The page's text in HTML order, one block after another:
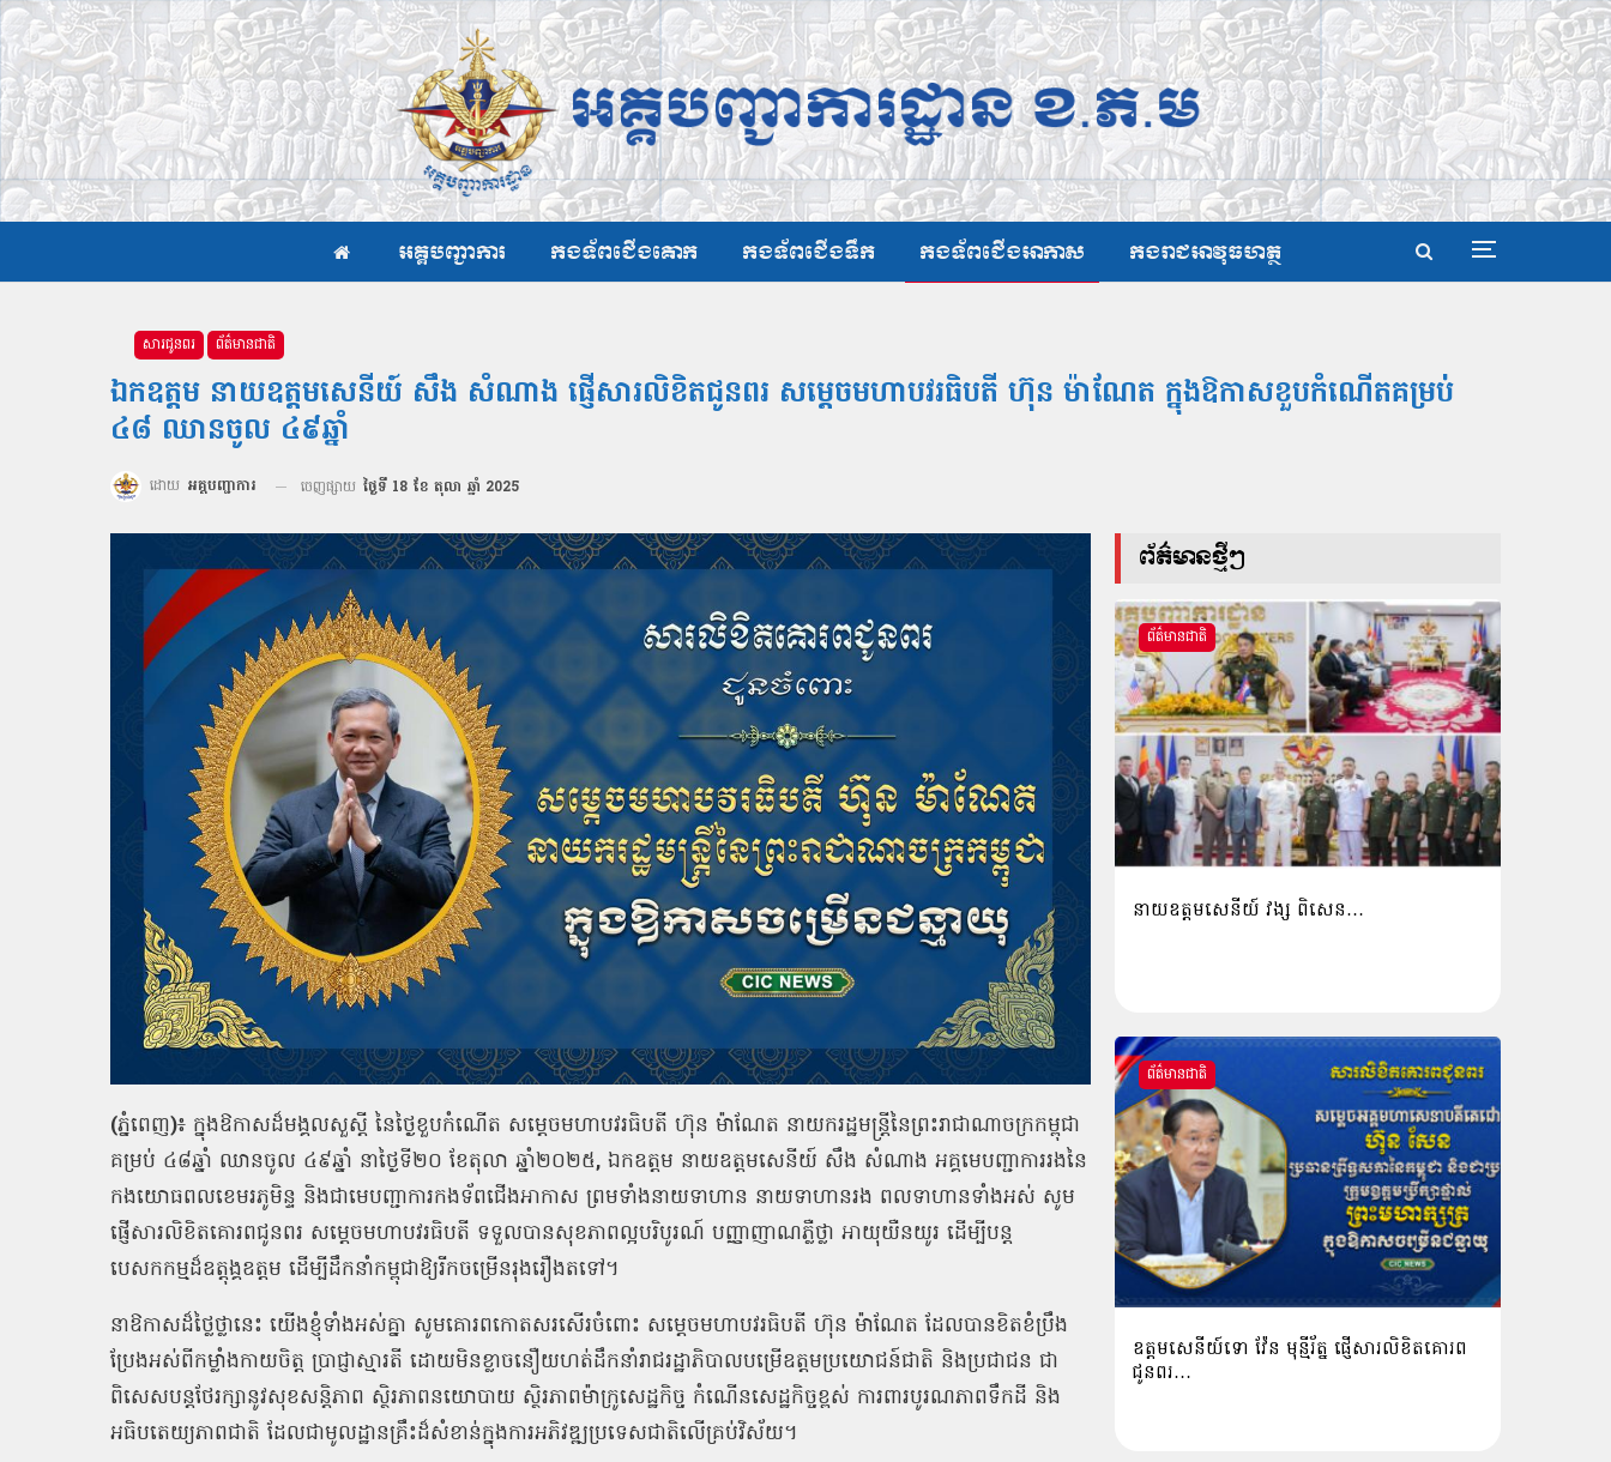
អគ្គបញ្ជាការ កងទ័ពជើងគោក កងទ័ពជើងទឹក កងទ័ពជើងអាកាស កងរាជអាវុធហត្ថ
សារជូនពរ ព័ត៌មានជាតិ
ឯកឧត្ដម នាយឧត្តមសេនីយ៍ សឹង សំណាង ផ្ញើសារលិខិតជូនពរ សម្តេចមហាបវរធិបតី ហ៊ុន ម៉ាណែត ក្នុងឱកាសខួបកំណើតគម្រប់
៤៨ ឈានចូល ៤៩ឆ្នាំ
ដោយ អគ្គបញ្ជាការ ចេញផ្សាយ ថ្ងៃទី 18 ខែ តុលា ឆ្នាំ 2025
(ភ្នំពេញ)៖ ក្នុងឱកាសដ៏មង្គលសួស្តី នៃថ្ងៃខួបកំណើត សម្តេចមហាបវរធិបតី ហ៊ុន ម៉ាណែត នាយករដ្ឋមន្រ្តីនៃព្រះរាជាណាចក្រកម្ពុជា
គម្រប់ ៤៨ឆ្នាំ ឈានចូល ៤៩ឆ្នាំ នាថ្ងៃទី២០ ខែតុលា ឆ្នាំ២០២៥, ឯកឧត្ដម នាយឧត្តមសេនីយ៍ សឹង សំណាង អគ្គមេបញ្ជាការរងនៃ
កងយោធពលខេមរភូមិន្ទ និងជាមេបញ្ជាការកងទ័ពជើងអាកាស ព្រមទាំងនាយទាហាន នាយទាហានរង ពលទាហានទាំងអស់ សូម
ផ្ញើសារលិខិតគោរពជូនពរ សម្តេចមហាបវរធិបតី ទទួលបានសុខភាពល្អបរិបូរណ៍ បញ្ញាញាណភ្លឺថ្លា អាយុយឺនយូរ ដើម្បីបន្ត
បេសកកម្មដ៏ឧត្តុង្គឧត្តម ដើម្បីដឹកនាំកម្ពុជាឱ្យរីកចម្រើនរុងរឿងតទៅ។
នាឱកាសដ៏ថ្លៃថ្លានេះ យើងខ្ញុំទាំងអស់គ្នា សូមគោរពកោតសរសើរចំពោះ សម្តេចមហាបវរធិបតី ហ៊ុន ម៉ាណែត ដែលបានខិតខំប្រឹង
ប្រែងអស់ពីកម្លាំងកាយចិត្ត ប្រាជ្ញាស្មារតី ដោយមិនខ្លាចនឿយហត់ដឹកនាំរាជរដ្ឋាភិបាលបម្រើឧត្តមប្រយោជន៍ជាតិ និងប្រជាជន ជា
ពិសេសបន្តថែរក្សានូវសុខសន្តិភាព ស្ថិរភាពនយោបាយ ស្ថិរភាពម៉ាក្រូសេដ្ឋកិច្ច កំណើនសេដ្ឋកិច្ចខ្ពស់ ការពារបូរណភាពទឹកដី និង
អធិបតេយ្យភាពជាតិ ដែលជាមូលដ្ឋានគ្រឹះដ៏សំខាន់ក្នុងការអភិវឌ្ឍប្រទេសជាតិលើគ្រប់វិស័យ។
ព័ត៌មានថ្មីៗ
ព័ត៌មានជាតិ
នាយឧត្តមសេនីយ៍ វង្ស ពិសេន…
ព័ត៌មានជាតិ
ឧត្តមសេនីយ៍ទោ វ៉ែន មុន្មីរ័ត្ន ផ្ញើសារលិខិតគោរព
ជូនពរ…